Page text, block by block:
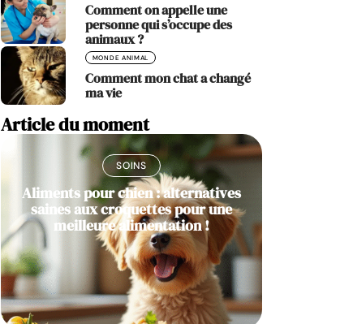
Comment on appelle une
personne qui s’occupe des
animaux ?
MONDE ANIMAL
Comment mon chat a changé
ma vie
Article du moment
SOINS
Aliments pour chien : alternatives
saines aux croquettes pour une
meilleure alimentation !